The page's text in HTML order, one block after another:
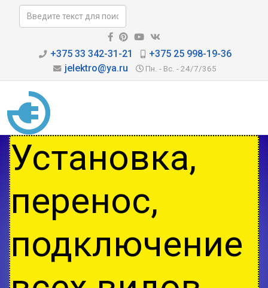
+375 33 342-31-21
+375 25 998-19-36
jelektro@ya.ru
Пн. - Вс. - 24/7/365
Установка,
перенос,
подключение